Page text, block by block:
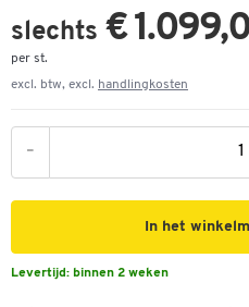
slechts €
per st.
excl. btw, excl. handlingkosten
-
In het
Levertijd: binnen 2 weken